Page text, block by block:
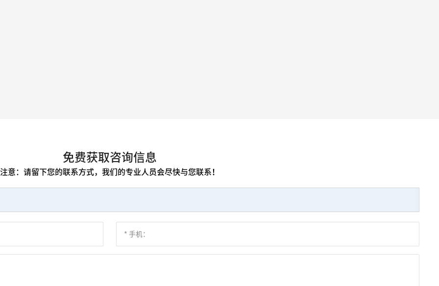
免费获取咨询信息
注意：请留下您的联系方式，我们的专业人员会尽快与您联系！